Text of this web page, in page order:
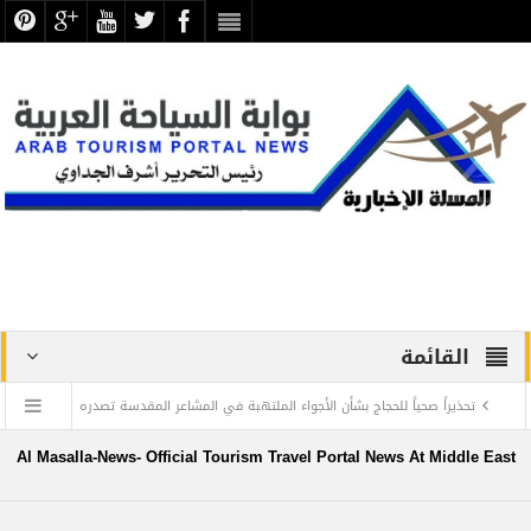
القائمة
تحذيراً صحياً للحجاج بشأن الأجواء الملتهبة في المشاعر المقدسة تصدره
الصحة السعودية
Al Masalla-News- Official Tourism Travel Portal News At Middle East